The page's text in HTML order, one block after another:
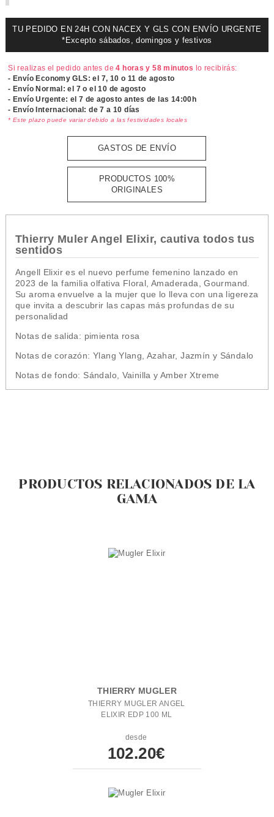
TU PEDIDO EN 24H CON NACEX Y GLS CON ENVÍO URGENTE
*Excepto sábados, domingos y festivos
Si realizas el pedido antes de4 horas y 58 minutos lo recibirás:
- Envío Economy GLS: el 7, 10 o 11 de agosto
- Envío Normal: el 7 o el 10 de agosto
- Envío Urgente: el7 de agosto antes de las 14:00h
- Envío Internacional: de 7 a 10 días
* Este plazo puede variar debido a las festividades locales
GASTOS DE ENVÍO
PRODUCTOS 100%
ORIGINALES
Thierry Muler Angel Elixir, cautiva todos tus
sentidos
Angell Elixir es el nuevo perfume femenino lanzado en
2023 de la familia olfativa Floral, Amaderada, Gourmand.
Su aroma envuelve a la mujer que lo lleva con una ligereza
que invita a descubrir las capas más profundas de su
personalidad
Notas de salida: pimienta rosa
Notas de corazón: Ylang Ylang, Azahar, Jazmín y Sándalo
Notas de fondo: Sándalo, Vainilla y Amber Xtreme
PRODUCTOS RELACIONADOS DE LA
GAMA
THIERRY MUGLER
THIERRY MUGLER ANGEL
ELIXIR EDP 100 ML
desde
102.20€